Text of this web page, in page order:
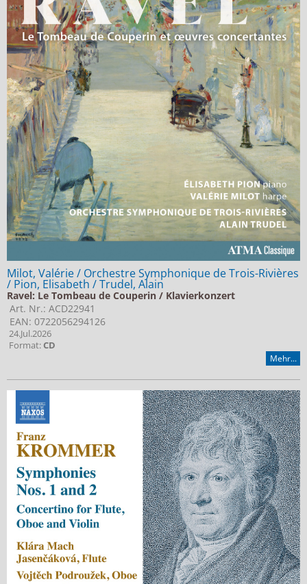
Milot, Valérie / Orchestre Symphonique de Trois-Rivières
/ Pion, Elisabeth / Trudel, Alain
Ravel: Le Tombeau de Couperin / Klavierkonzert
Art. Nr.: ACD22941
EAN: 0722056294126
24.Jul.2026
Format:CD
Mehr...